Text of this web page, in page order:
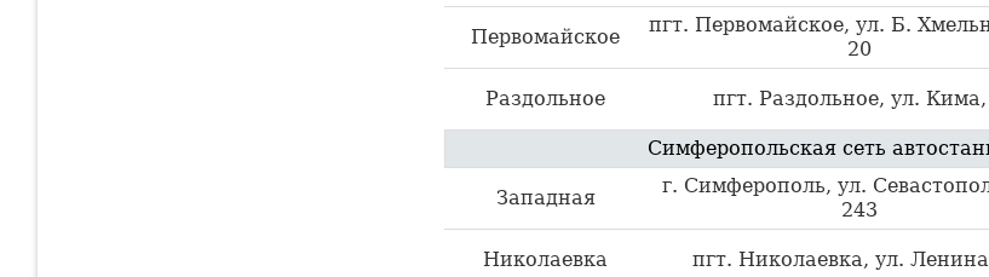
Первомайское
пгт. Первомайское, ул. Б.
20
Раздольное пгт. Раздольное, ул.
Симферопольская сеть
Западная
г. Симферополь, ул.
243
Николаевка пгт. Николаевка, ул.